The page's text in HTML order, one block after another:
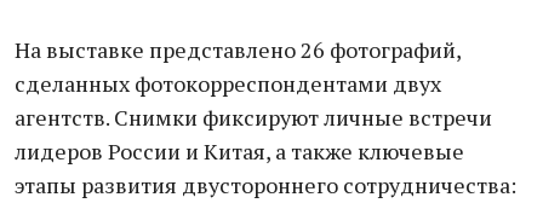
На выставке представлено 26 фотографий,
сделанных фотокорреспондентами двух
агентств. Снимки фиксируют личные встречи
лидеров России и Китая, а также ключевые
этапы развития двустороннего сотрудничества: